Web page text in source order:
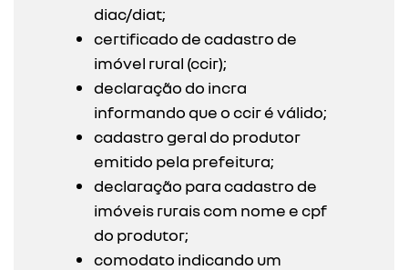
diac/diat;
certificado de cadastro de
imóvel rural (ccir);
declaração do incra
informando que o ccir é válido;
cadastro geral do produtor
emitido pela prefeitura;
declaração para cadastro de
imóveis rurais com nome e cpf
do produtor;
comodato indicando um